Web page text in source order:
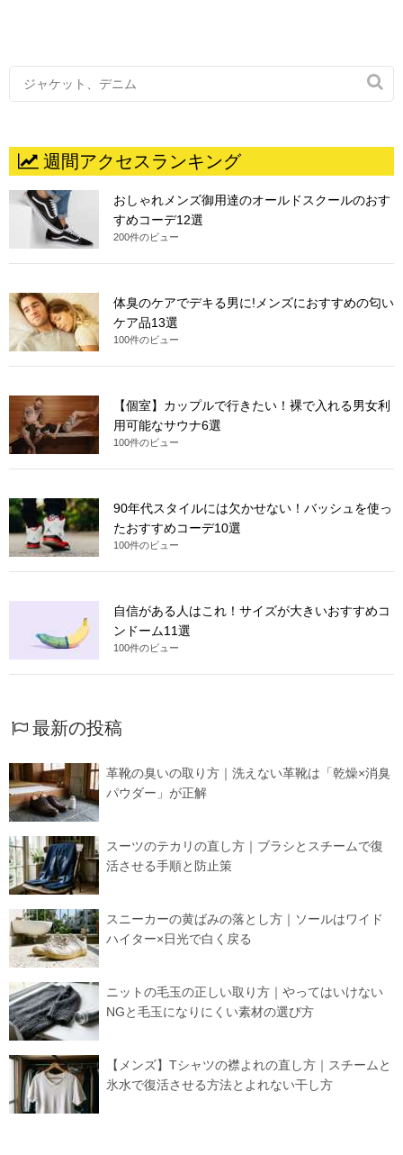

週間アクセスランキング
おしゃれメンズ御用達のオールドスクールのおす
すめコーデ12選
200件のビュー
体臭のケアでデキる男に!メンズにおすすめの匂い
ケア品13選
100件のビュー
【個室】カップルで行きたい！裸で入れる男女利
用可能なサウナ6選
100件のビュー
90年代スタイルには欠かせない！バッシュを使っ
たおすすめコーデ10選
100件のビュー
自信がある人はこれ！サイズが大きいおすすめコ
ンドーム11選
100件のビュー
最新の投稿
革靴の臭いの取り方｜洗えない革靴は「乾燥×消臭
パウダー」が正解
スーツのテカリの直し方｜ブラシとスチームで復
活させる手順と防止策
スニーカーの黄ばみの落とし方｜ソールはワイド
ハイター×日光で白く戻る
ニットの毛玉の正しい取り方｜やってはいけない
NGと毛玉になりにくい素材の選び方
【メンズ】Tシャツの襟よれの直し方｜スチームと
氷水で復活させる方法とよれない干し方